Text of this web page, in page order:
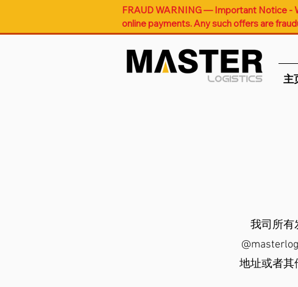
FRAUD WARNING — Important Notice -
online payments. Any such offers are
主
我司所有
地址或者其